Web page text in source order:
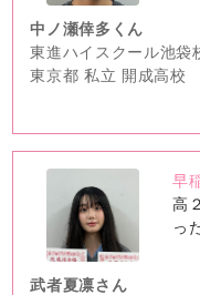
中ノ瀬倖多くん
東進ハイスクール池袋
東京都 私立 開成高校
no
image
早
高
っ
武者夏凛さん